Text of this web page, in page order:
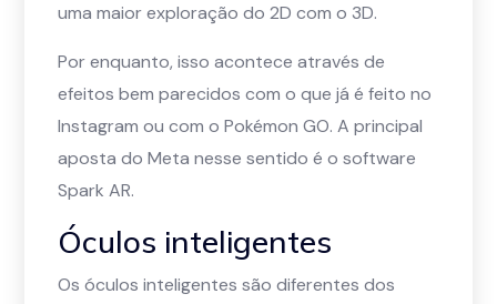
uma maior exploração do 2D com o 3D.
Por enquanto, isso acontece através de
efeitos bem parecidos com o que já é feito no
Instagram ou com o Pokémon GO. A principal
aposta do Meta nesse sentido é o software
Spark AR.
Óculos inteligentes
Os óculos inteligentes são diferentes dos